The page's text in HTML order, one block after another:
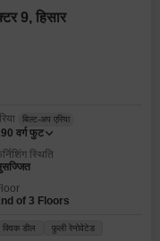
9, हिसार
बिल्ट-अप एरिया
वर्ग फुट
स्थिति
of 3 Floors
क्विक डील फ़ुली रेनोवेटेड